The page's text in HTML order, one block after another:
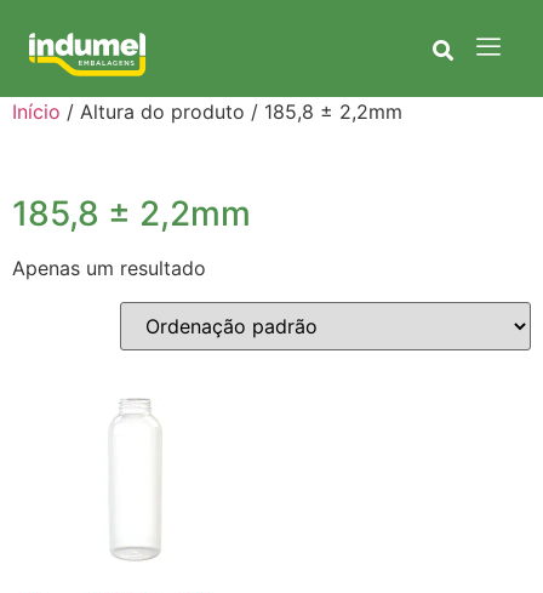
Início / Altura do produto / 185,8 ± 2,2mm
185,8 ± 2,2mm
Apenas um resultado